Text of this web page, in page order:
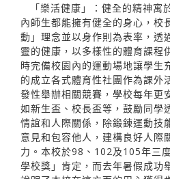
「樂活健康」：健全的精神
內師生都能擁有健全的身心，校
動」理念並以身作則為表率，透
靈的健康，以多樣性的體育課程
時完備校園內的運動場地讓學生
的成立各式體育性社團作為課外
發性舉辦相關競賽，學校每年更
如新生盃、校長盃等，鼓勵同學
情誼和人際關係，除鍛鍊運動技
意見和包容他人，建構良好人際
力。本校於98、102及105年三
學校獎」肯定，而去年暑假成功